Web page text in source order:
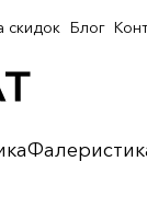
скидок Блог